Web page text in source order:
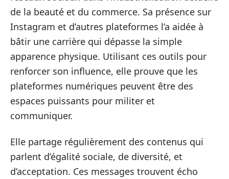
de la beauté et du commerce. Sa présence sur
Instagram et d’autres plateformes l’a aidée à
bâtir une carrière qui dépasse la simple
apparence physique. Utilisant ces outils pour
renforcer son influence, elle prouve que les
plateformes numériques peuvent être des
espaces puissants pour militer et
communiquer.
Elle partage régulièrement des contenus qui
parlent d’égalité sociale, de diversité, et
d’acceptation. Ces messages trouvent écho